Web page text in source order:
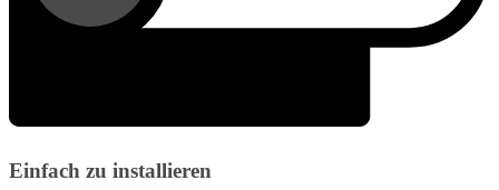
Einfach zu installieren